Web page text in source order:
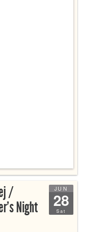
JUN
28
Sat
/
Night